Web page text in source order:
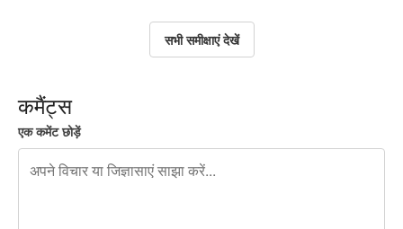
सभी समीक्षाएं देखें
कमैंट्स
एक कमेंट छोड़ें